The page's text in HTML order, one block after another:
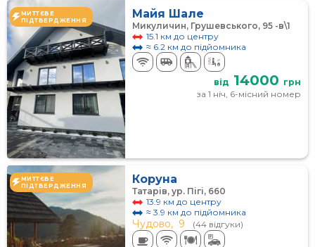
МИТТЄВЕ
ПІДТВЕРДЖЕННЯ
Майя Шале
Микуличин, Грушевського, 95 -в\1
15.1 км до центру
≈ 6.2 км до підйомника
від 14000 грн
за 1 ніч, 6-місний номер
МИТТЄВЕ
ПІДТВЕРДЖЕННЯ
Коруна
Татарів, ур. Пігі, 660
13.9 км до центру
≈ 3.9 км до підйомника
Чудово, 9 (44 відгуки)